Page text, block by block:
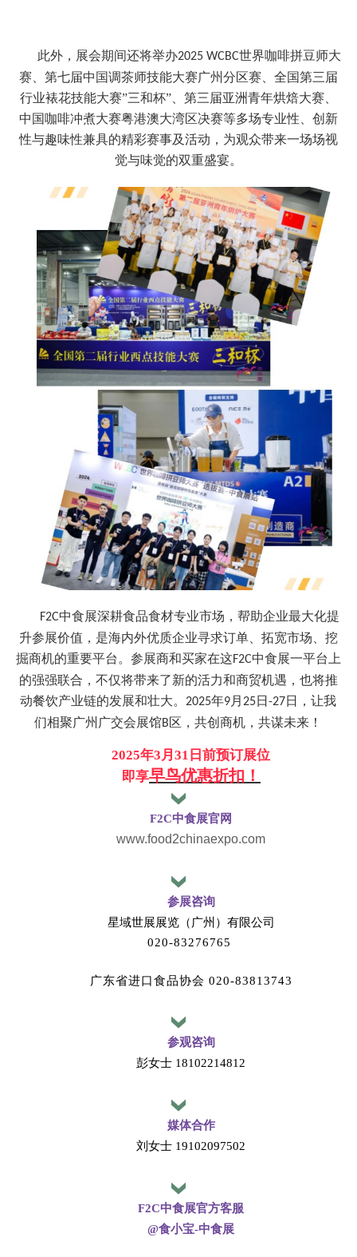
此外，展会期间还将举办2025 WCBC世界咖啡拼豆师大
赛、第七届中国调茶师技能大赛广州分区赛、全国第三届
行业裱花技能大赛”三和杯”、第三届亚洲青年烘焙大赛、
中国咖啡冲煮大赛粤港澳大湾区决赛等多场专业性、创新
性与趣味性兼具的精彩赛事及活动，为观众带来一场场视
觉与味觉的双重盛宴。
F2C中食展深耕食品食材专业市场，帮助企业最大化提
升参展价值，是海内外优质企业寻求订单、拓宽市场、挖
掘商机的重要平台。参展商和买家在这F2C中食展一平台上
的强强联合，不仅将带来了新的活力和商贸机遇，也将推
动餐饮产业链的发展和壮大。 2025年9月 25日-27日，让我
们相聚广州广交会展馆B区，共创商机，共谋未来！
2025年3月31日前预订展位
即享早鸟优惠折扣！
F2C中食展官网
www.food2chinaexpo.com
参展咨询
星域世展展览（广州）有限公司
020-83276765
广东省进口食品协会 020-83813743
参观咨询
彭女士 18102214812
媒体合作
刘女士 19102097502
F2C中食展官方客服
@食小宝-中食展